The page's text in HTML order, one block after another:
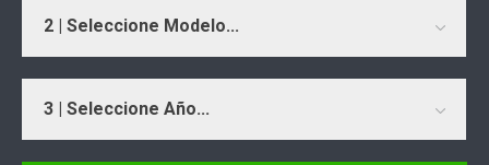
2 | Seleccione Modelo...
3 | Seleccione Año...